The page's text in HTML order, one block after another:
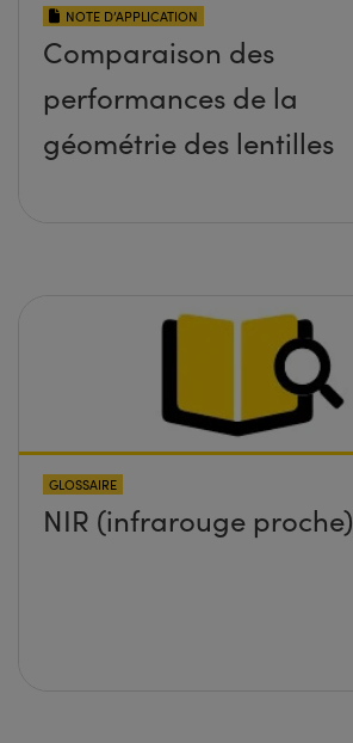
NOTE D’APPLICATION
Comparaison des
performances de la
géométrie des lentilles
GLOSSAIRE
NIR (infrarouge proche)